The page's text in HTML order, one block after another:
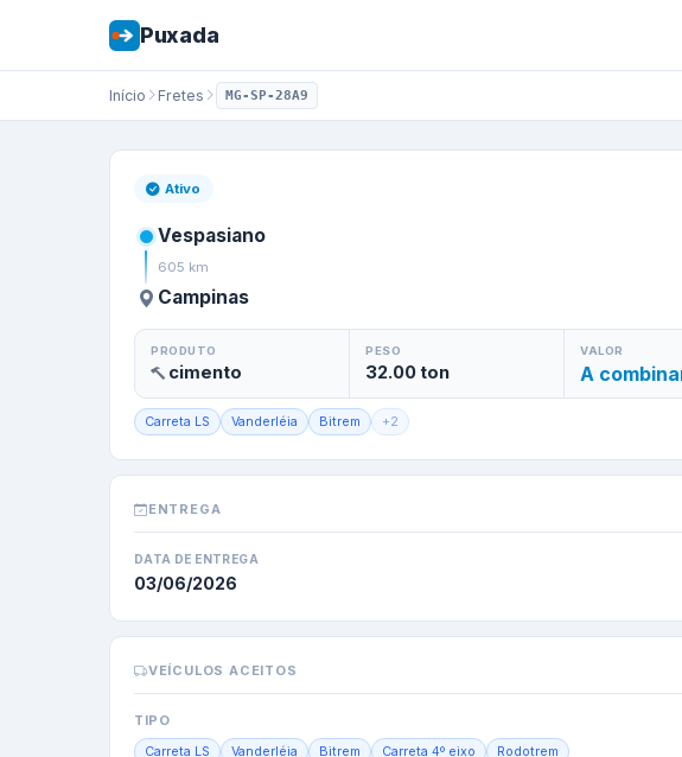
Puxada
Início Fretes MG-SP-28A9
Frete de
Ativo
Vespasiano
605 km
Campinas
PRODUTO
cimento
PESO
32.00ton
VALOR
A
Carreta LS Vanderléia Bitrem +2
ENTREGA
DATA DE ENTREGA
03/06/2026
VEÍCULOS ACEITOS
TIPO
Carreta LS Vanderléia Bitrem Carreta 4º eixo Rodotrem